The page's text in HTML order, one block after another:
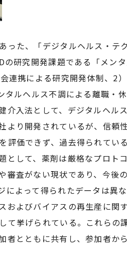
た、「デジタルヘルス・テ
研究開発課題である「メン
連携による研究開発体制、2
ルヘルス不調による離職・
入法として、デジタルヘル
より開発されているが、信頼
評価できず、過去得られてい
して、薬剤は厳格なプロト
査がない現状であり、今後
よって得られたデータは異
よびバイアスの再生産に関
挙げられている。これらの
者とともに共有し、参加者か